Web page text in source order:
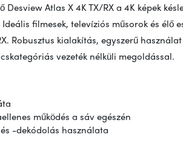
Atlas X 4K TX/RX a 4K képek
filmesek, televíziós műsorok és élő
Robusztus kialakítás, egyszerű
vezeték nélküli megoldással.
működés a sáv egészén
-dekódolás használata